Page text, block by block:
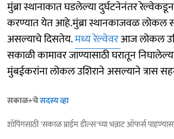
मुंब्रा स्थानाकात घडलेल्या दुर्घटनेनंतर
करण्यात येत आहे.मुंब्रा स्थानकाजवळ लोकल
असल्याचे दिसतेय.मध्य रेल्वेवरआज लोकल
सकाळी कामावर जाण्यासाठी घरातून
मुंबईकरांना लोकल उशिराने असल्याने त्रास
सकाळ+चेसदस्य व्हा
शॉपिंगसाठी 'सकाळ प्राईम डील्स'च्या भन्नाट ऑफर्स